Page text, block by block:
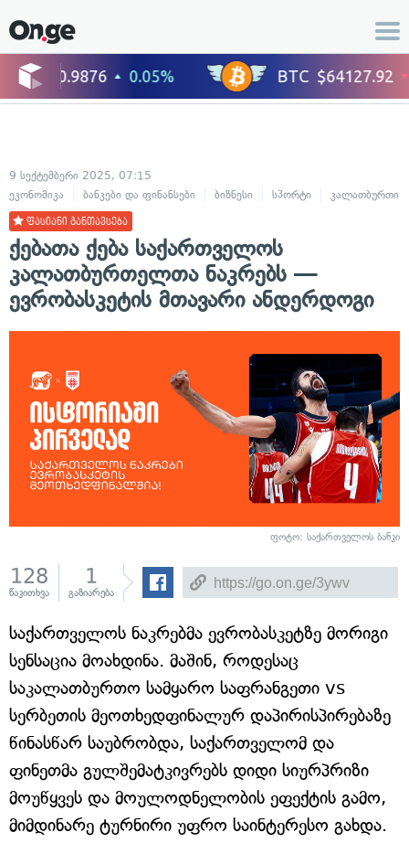
9 სექტემბერი 2025, 07:15
ეკონომიკა
ბანკები და ფინანსები ბიზნესი სპორტი კალათბურთი
ფასიანი განთავსება
ქებათა ქება საქართველოს
კალათბურთელთა ნაკრებს —
ევრობასკეტის მთავარი ანდერდოგი
ფოტო: საქართველოს ბანკი
128
წაკითხვა
1
გაზიარება
საქართველოს ნაკრებმა ევრობასკეტზე მორიგი
სენსაცია მოახდინა. მაშინ, როდესაც
საკალათბურთო სამყარო საფრანგეთი vs
სერბეთის მეოთხედფინალურ დაპირისპირებაზე
წინასწარ საუბრობდა, საქართველომ და
ფინეთმა გულშემატკივრებს დიდი სიურპრიზი
მოუწყვეს და მოულოდნელობის ეფექტის გამო,
მიმდინარე ტურნირი უფრო საინტერესო გახდა.